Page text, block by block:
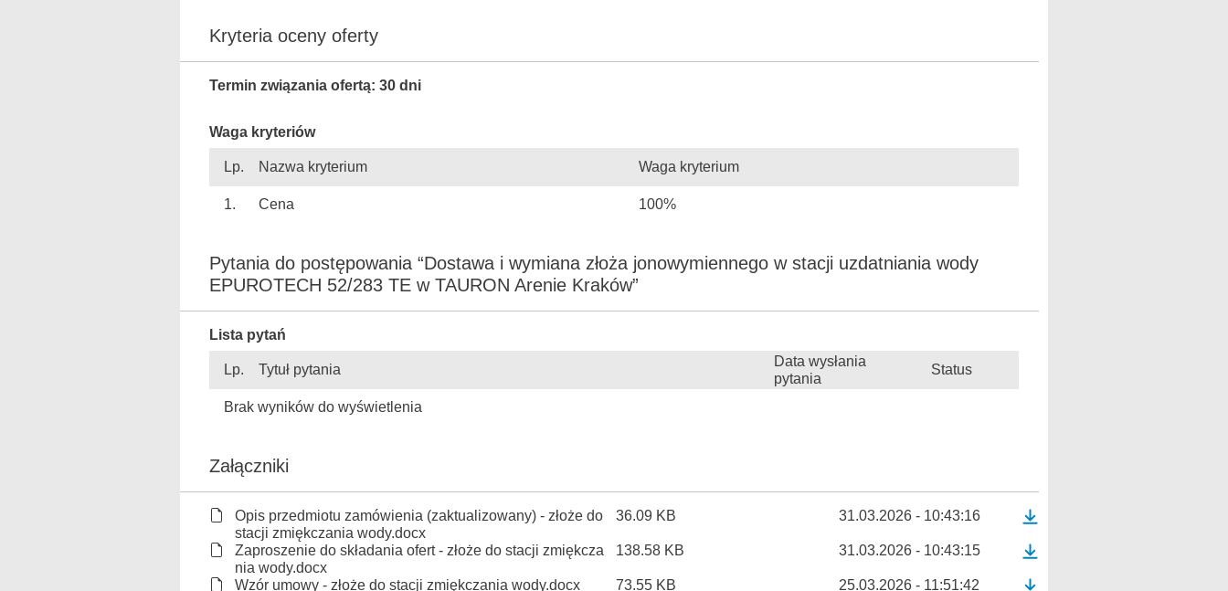
Kryteria oceny oferty
Termin związania ofertą: 30 dni
Waga kryteriów
Lp. Nazwa kryterium Waga kryterium
1. Cena 100%
Pytania do postępowania “Dostawa i wymiana złoża jonowymiennego w stacji uzdatniania wody
EPUROTECH 52/283 TE w TAURON Arenie Kraków”
Lista pytań
Lp. Tytuł pytania
Data wysłania
pytania
Status
Brak wyników do wyświetlenia
Załączniki
Opis przedmiotu zamówienia (zaktualizowany) - złoże do
stacji zmiękczania wody.docx
36.09 KB 31.03.2026 - 10:43:16
Zaproszenie do składania ofert - złoże do stacji zmiękcza
nia wody.docx
138.58 KB 31.03.2026 - 10:43:15
Wzór umowy - złoże do stacji zmiękczania wody.docx 73.55 KB 25.03.2026 - 11:51:42